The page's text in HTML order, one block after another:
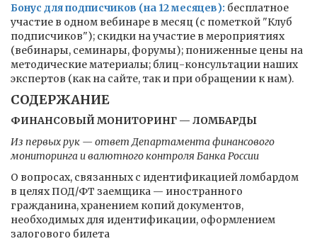
Бонус для подписчиков (на 12 месяцев): бесплатное
участие в одном вебинаре в месяц (с пометкой "Клуб
подписчиков"); скидки на участие в мероприятиях
(вебинары, семинары, форумы); пониженные цены на
методические материалы; блиц-консультации наших
экспертов (как на сайте, так и при обращении к нам).
СОДЕРЖАНИЕ
ФИНАНСОВЫЙ МОНИТОРИНГ — ЛОМБАРДЫ
Из первых рук — ответ Департамента финансового
мониторинга и валютного контроля Банка России
О вопросах, связанных с идентификацией ломбардом
в целях ПОД/ФТ заемщика — иностранного
гражданина, хранением копий документов,
необходимых для идентификации, оформлением
залогового билета